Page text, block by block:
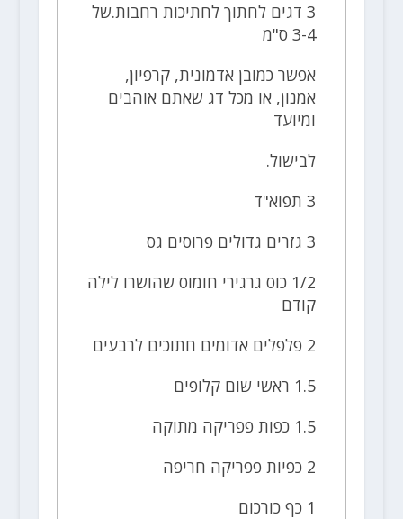
3 דגים לחתוך לחתיכות רחבות.של
3-4 ס"מ
אפשר כמובן אדמונית, קרפיון,
אמנון, או מכל דג שאתם אוהבים
ומיועד
לבישול.
3 תפוא"ד
3 גזרים גדולים פרוסים גס
1/2 כוס גרגירי חומוס שהושרו לילה
קודם
2 פלפלים אדומים חתוכים לרבעים
1.5 ראשי שום קלופים
1.5 כפות פפריקה מתוקה
2 כפיות פפריקה חריפה
1 כף כורכום